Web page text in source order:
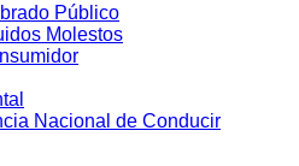
Público
Molestos
Nacional de Conducir